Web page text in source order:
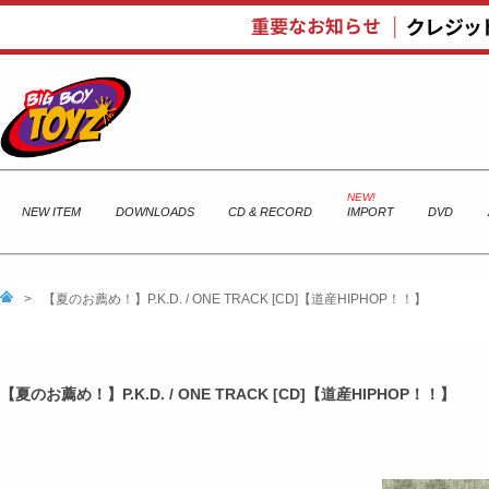
NEW ITEM DOWNLOADS CD & RECORD IMPORT DVD
> 【夏のお薦め！】P.K.D. / ONE TRACK [CD]【道産HIPHOP！！】
【夏のお薦め！】P.K.D. / ONE TRACK [CD]【道産HIPHOP！！】